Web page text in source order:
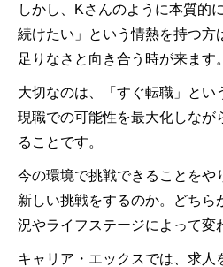
しかし、Kさんのように本質的
続けたい」という情熱を持つ方
足りなさと向き合う時が来ます。
大切なのは、「すぐ転職」とい
現職での可能性を最大化しなが
ることです。
今の環境で挑戦できることをや
新しい挑戦をするのか。どちら
況やライフステージによって変
キャリア・エックスでは、求人